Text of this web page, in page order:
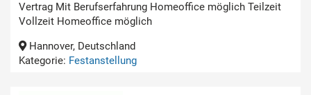
Vertrag Mit Berufserfahrung Homeoffice möglich Teilzeit
Vollzeit Homeoffice möglich
Hannover, Deutschland
Kategorie: Festanstellung